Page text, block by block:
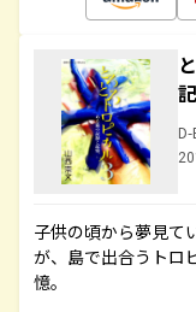
子供の頃から夢見て
が、島で出合うトロ
憶。